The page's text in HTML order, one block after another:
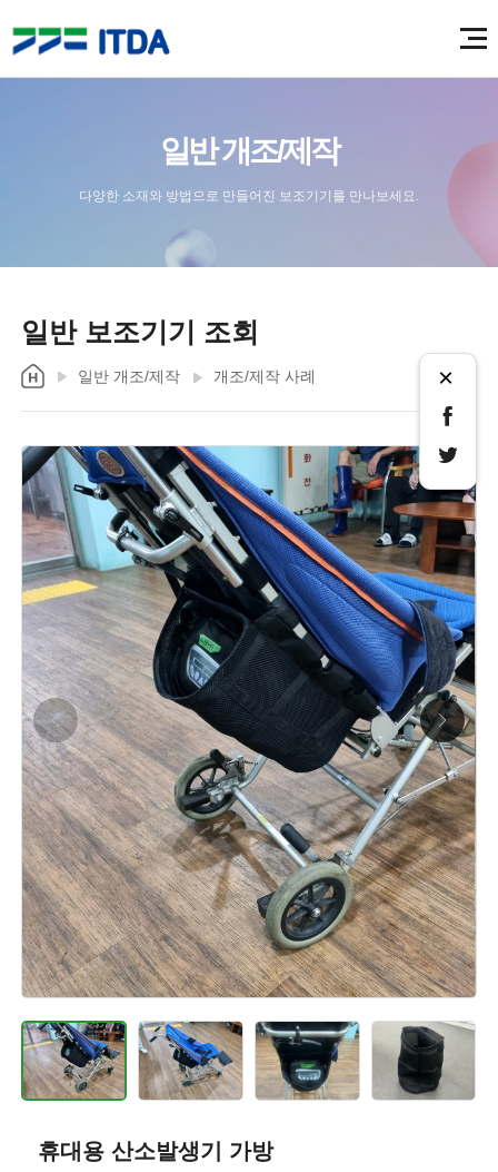
일반 개조/제작
다양한 소재와 방법으로 만들어진 보조기기를 만나보세요.
일반 보조기기 조회
일반 개조/제작 개조/제작 사례 ×
휴대용 산소발생기 가방